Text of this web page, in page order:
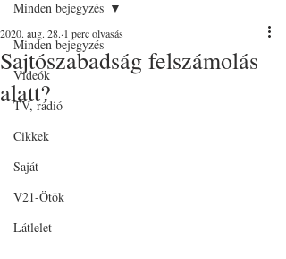
Minden bejegyzés
Videók
TV, rádió
Cikkek
Saját
V21-Ötök
Látlelet
Minden bejegyzés
Sajtószabadság felszámolás
alatt?
2020. aug. 28. 1 perc olvasás